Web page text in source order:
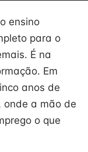
ensino
para o
É na
Em
anos de
onde a mão de
o que